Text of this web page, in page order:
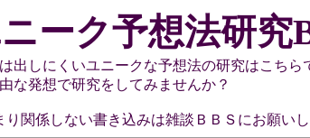
ーク予想法研究
出しにくいユニークな予想法の研究はこちら
な発想で研究をしてみませんか？
関係しない書き込みは雑談ＢＢＳにお願い